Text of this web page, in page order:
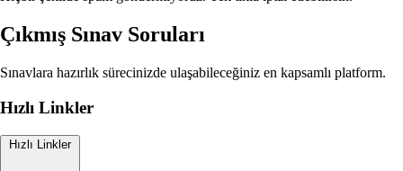
Çıkmış Sınav Soruları
Sınavlara hazırlık sürecinizde ulaşabileceğiniz en kapsamlı platform.
Hızlı Linkler
Hızlı Linkler